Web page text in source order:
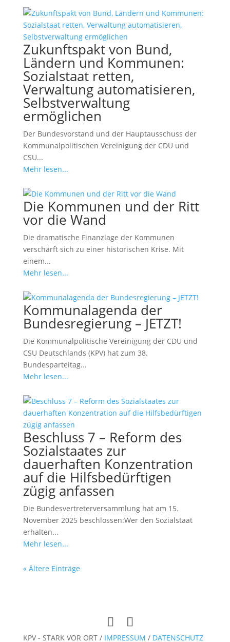
Zukunftspakt von Bund,
Ländern und Kommunen:
Sozialstaat retten,
Verwaltung automatisieren,
Selbstverwaltung
ermöglichen
Der Bundesvorstand und der Hauptausschuss der
Kommunalpolitischen Vereinigung der CDU und
CSU...
Mehr lesen...
Die Kommunen und der Ritt
vor die Wand
Die dramatische Finanzlage der Kommunen
verschärft sich zu einer historischen Krise. Mit
einem...
Mehr lesen...
Kommunalagenda der
Bundesregierung – JETZT!
Die Kommunalpolitische Vereinigung der CDU und
CSU Deutschlands (KPV) hat zum 38.
Bundesparteitag...
Mehr lesen...
Beschluss 7 – Reform des
Sozialstaates zur
dauerhaften Konzentration
auf die Hilfsbedürftigen
zügig anfassen
Die Bundesvertreterversammlung hat am 15.
November 2025 beschlossen:Wer den Sozialstaat
erhalten...
Mehr lesen...
« Ältere Einträge
KPV - STARK VOR ORT / IMPRESSUM / DATENSCHUTZ